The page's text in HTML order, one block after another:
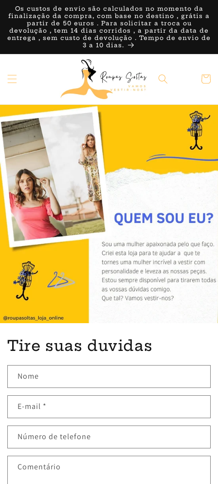
para o
conteúdo
Os custos de envio são calculados no momento da
finalização da compra, com base no destino , grátis a
partir de 50 euros . Para solicitar a troca ou
devolução , tem 14 dias corridos , a partir da data de
entrega , sem custo de devolução . Tempo de envio de
3 a 10 dias.
Tire suas duvidas
Nome
E-mail *
Número de telefone
Comentário